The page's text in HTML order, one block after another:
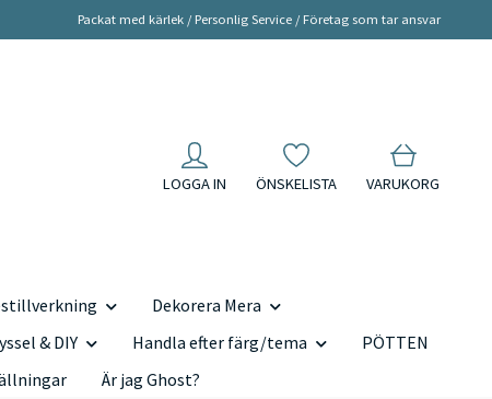
Packat med kärlek / Personlig Service / Företag som tar ansvar
LOGGA IN ÖNSKELISTA VARUKORG
Dekorera Mera
& DIY Handla efter färg/tema
PÖTTEN
Är jag Ghost?